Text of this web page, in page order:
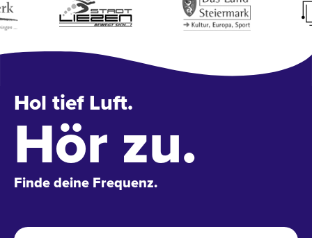
Hol tief Luft.
Hör zu.
Finde deine Frequenz.
Name *